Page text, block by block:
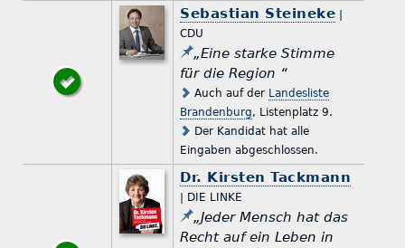
Sebastian Steineke |
CDU
„Eine starke Stimme
für die Region “
Auch auf der Landesliste
Brandenburg, Listenplatz 9.
Der Kandidat hat alle
Eingaben abgeschlossen.
Dr. Kirsten Tackmann
| DIE LINKE
„Jeder Mensch hat das
Recht auf ein Leben in